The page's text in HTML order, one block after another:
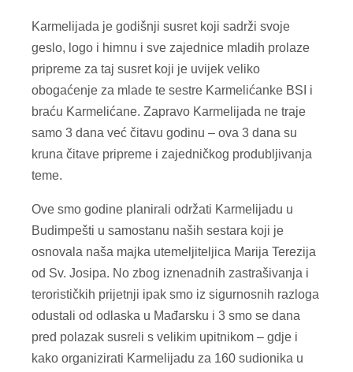
Karmelijada je godišnji susret koji sadrži svoje
geslo, logo i himnu i sve zajednice mladih prolaze
pripreme za taj susret koji je uvijek veliko
obogaćenje za mlade te sestre Karmelićanke BSI i
braću Karmelićane. Zapravo Karmelijada ne traje
samo 3 dana već čitavu godinu – ova 3 dana su
kruna čitave pripreme i zajedničkog produbljivanja
teme.
Ove smo godine planirali održati Karmelijadu u
Budimpešti u samostanu naših sestara koji je
osnovala naša majka utemeljiteljica Marija Terezija
od Sv. Josipa. No zbog iznenadnih zastrašivanja i
terorističkih prijetnji ipak smo iz sigurnosnih razloga
odustali od odlaska u Mađarsku i 3 smo se dana
pred polazak susreli s velikim upitnikom – gdje i
kako organizirati Karmelijadu za 160 sudionika u